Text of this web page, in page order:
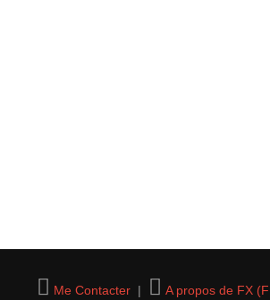
Me Contacter | A propos de FX